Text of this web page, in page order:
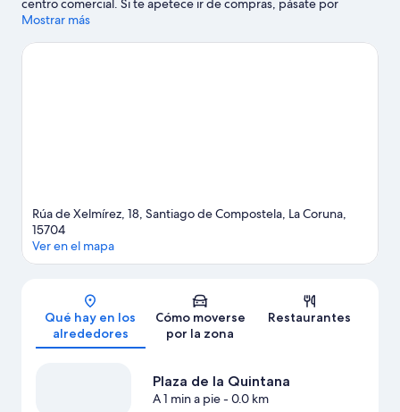
centro comercial. Si te apetece ir de compras, pásate por
Mercado de Abastos de Santiago y Rúa do Franco; si lo que
Galicia y Parque de Belvis. ¿Te apetece disfrutar de un evento
Mostrar más
Rúa de Xelmírez, 18, Santiago de Compostela, La Coruna,
15704
Ver en el mapa
Qué hay en los
alrededores
Cómo moverse
por la zona
Restaurantes
Plaza de la Quintana
A 1 min a pie- 0.0 km